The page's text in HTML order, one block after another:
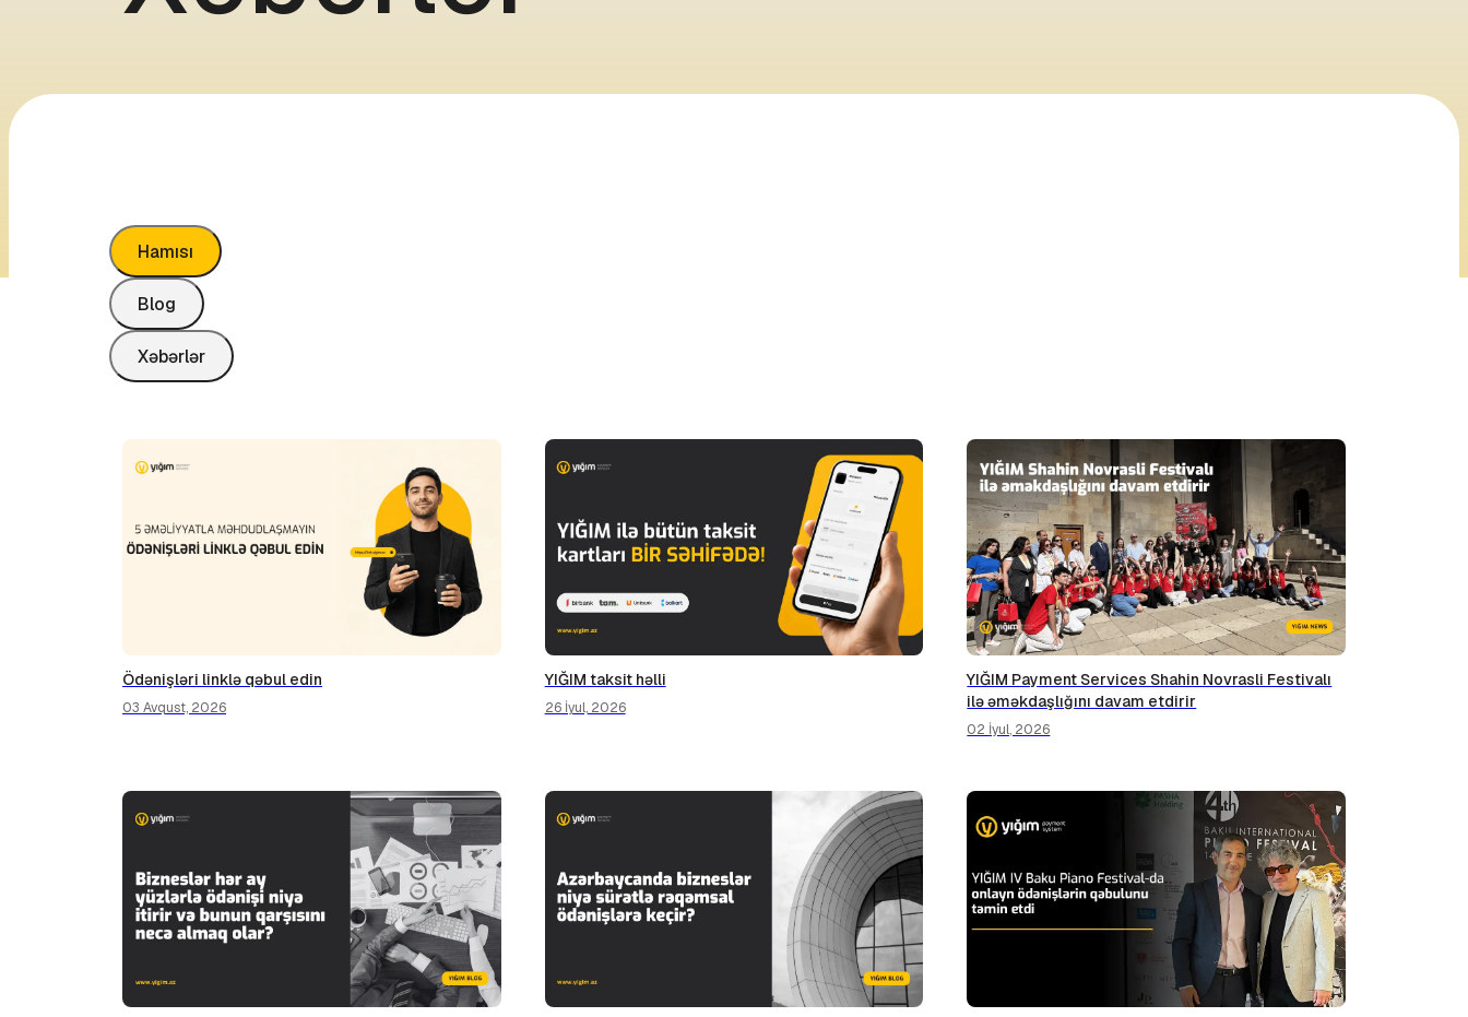
Hamısı
Blog
Xəbərlər
Ödənişləri linklə qəbul edin
03 Avqust, 2026
YIĞIM taksit həlli
26 İyul, 2026
YIĞIM Payment Services Shahin Novrasli Festivalı
ilə əməkdaşlığını davam etdirir
02 İyul, 2026